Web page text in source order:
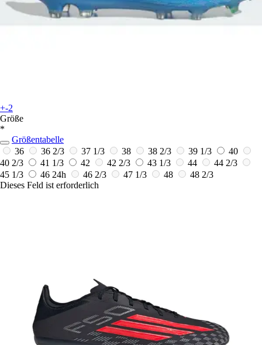
+-2
Größe
*
Größentabelle
36
36 2/3 37 1/3 38 38 2/3 39 1/3
40
40 2/3
41 1/3 42 42 2/3 43 1/3 44
44 2/3
45 1/3
46 24h 46 2/3 47 1/3 48
48 2/3
Dieses Feld ist erforderlich